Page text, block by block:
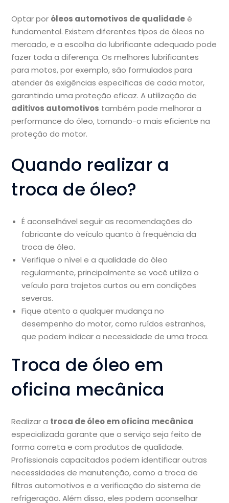
Optar por óleos automotivos de qualidadeé
fundamental. Existem diferentes tipos de óleos no
mercado, e a escolha do lubrificante adequado pode
fazer toda a diferença. Os melhores lubrificantes
para motos, por exemplo, são formulados para
atender às exigências específicas de cada motor,
garantindo uma proteção eficaz. A utilização de
aditivos automotivos também pode melhorar a
performance do óleo, tornando-o mais eficiente na
proteção do motor.
Quando realizar a
troca de óleo?
É aconselhável seguir as recomendações do
fabricante do veículo quanto à frequência da
troca de óleo.
Verifique o nível e a qualidade do óleo
regularmente, principalmente se você utiliza o
veículo para trajetos curtos ou em condições
severas.
Fique atento a qualquer mudança no
desempenho do motor, como ruídos estranhos,
que podem indicar a necessidade de uma troca.
Troca de óleo em
oficina mecânica
Realizar a troca de óleo em oficina mecânica
especializada garante que o serviço seja feito de
forma correta e com produtos de qualidade.
Profissionais capacitados podem identificar outras
necessidades de manutenção, como a troca de
filtros automotivos e a verificação do sistema de
refrigeração. Além disso, eles podem aconselhar